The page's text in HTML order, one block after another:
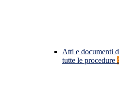
Atti e documenti
tutte le procedure